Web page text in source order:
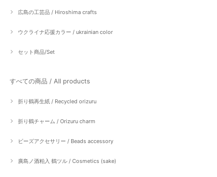
広島の工芸品 / Hiroshima crafts
ウクライナ応援カラー / ukrainian color
セット商品/Set
すべての商品 / All products
折り鶴再生紙 / Recycled orizuru
折り鶴チャーム / Orizuru charm
ビーズアクセサリー / Beads accessory
廣島ノ酒粕入 鶴ツル / Cosmetics (sake)